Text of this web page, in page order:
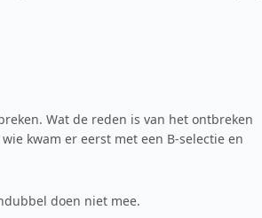
Wat de reden is van het ontbreken
kwam er eerst met een B-selectie en
doen niet mee.